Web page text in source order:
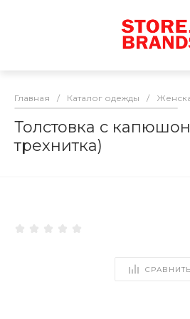
Главная / Каталог одежды /
Толстовка с
трехнитка)
СРАВНИТЬ